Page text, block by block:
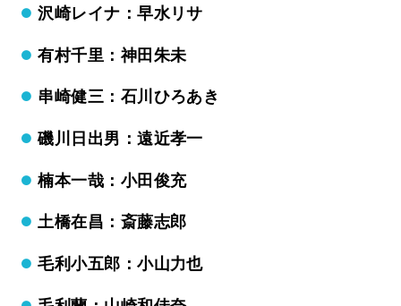
沢崎レイナ：早水リサ
有村千里：神田朱未
串崎健三：石川ひろあき
磯川日出男：遠近孝一
楠本一哉：小田俊充
土橋在昌：斎藤志郎
毛利小五郎：小山力也